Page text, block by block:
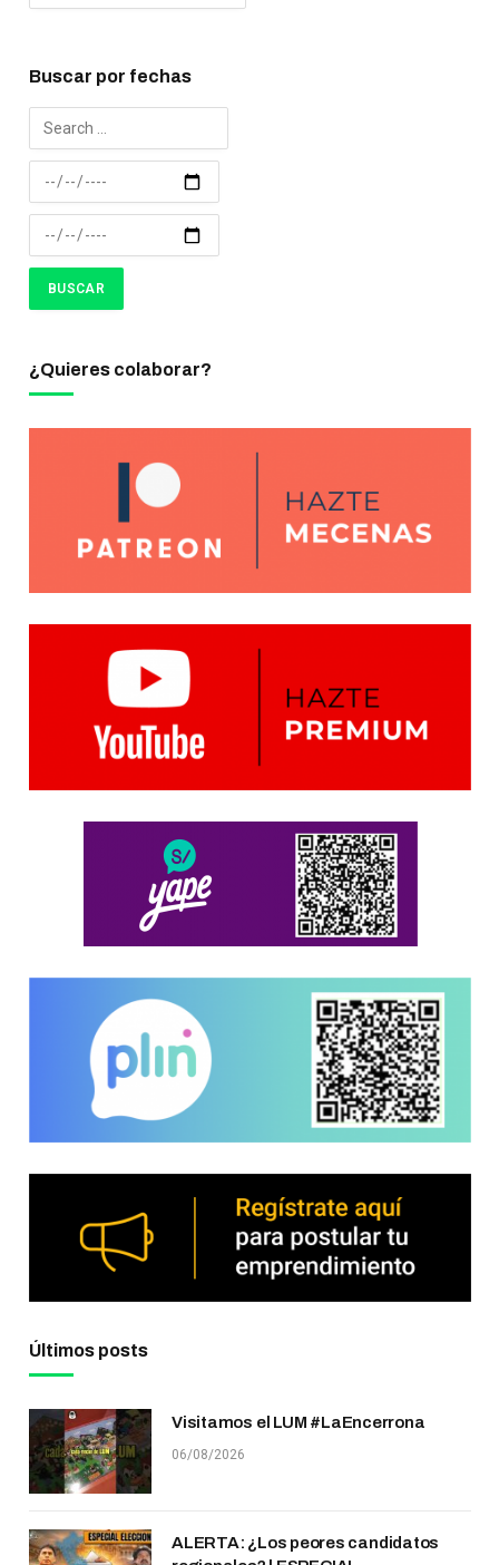
Buscar por fechas
¿Quieres colaborar?
Últimos posts
Visitamos el LUM #LaEncerrona
06/08/2026
ALERTA: ¿Los peores candidatos